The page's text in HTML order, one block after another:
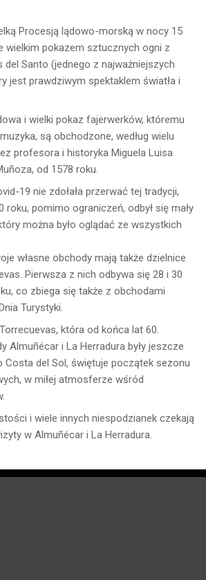
Procesją lądowo-morską w nocy 15
wielkim pokazem sztucznych ogni z
Santo (jednego z najważniejszych
jest prawdziwym spektaklem światła i
i wielki pokaz fajerwerków, któremu
są obchodzone, według wielu
profesora i historyka Miguela Luisa
od 1578 roku.
19 nie zdołała przerwać tej tradycji,
roku, pomimo ograniczeń, odbył się mały
można było oglądać ze wszystkich
własne obchody mają także dzielnice
Pierwsza z nich odbywa się 28 i 30
co zbiega się także z obchodami
Turystyki.
która od końca lat 60.
Almuñécar i La Herradura były jeszcze
Costa del Sol, świętuje początek sezonu
w miłej atmosferze wśród
i wiele innych niespodzianek czekają
w Almuñécar i La Herradura.